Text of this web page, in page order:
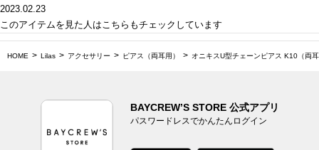
2023.02.23
このアイテムを見た人はこちらもチェックしています
HOME Lilas アクセサリー ピアス（両耳用） オニキスU型チェーンピアス K10（両
BAYCREW’S STORE 公式アプリ
パスワードレスでかんたんログイン